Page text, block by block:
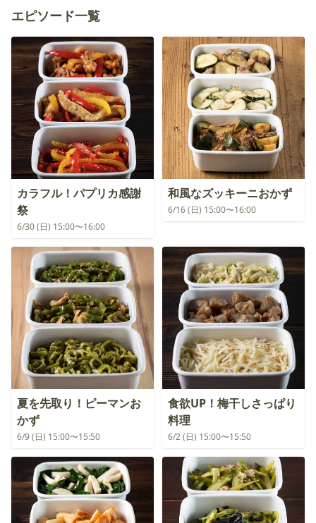
エピソード一覧
カラフル！パプリカ感謝
祭
6/30 (日) 15:00〜16:00
和風なズッキーニおかず
6/16 (日) 15:00〜16:00
夏を先取り！ピーマンお
かず
6/9 (日) 15:00〜15:50
食欲UP！梅干しさっぱり
料理
6/2 (日) 15:00〜15:50